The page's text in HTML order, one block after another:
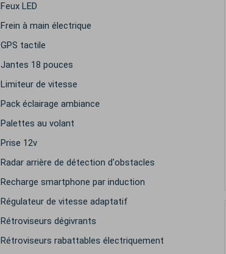
Feux LED
Frein à main électrique
GPS tactile
Jantes 18 pouces
Limiteur de vitesse
Pack éclairage ambiance
Palettes au volant
Prise 12v
Radar arrière de détection d'obstacles
Recharge smartphone par induction
Régulateur de vitesse adaptatif
Rétroviseurs dégivrants
Rétroviseurs rabattables électriquement